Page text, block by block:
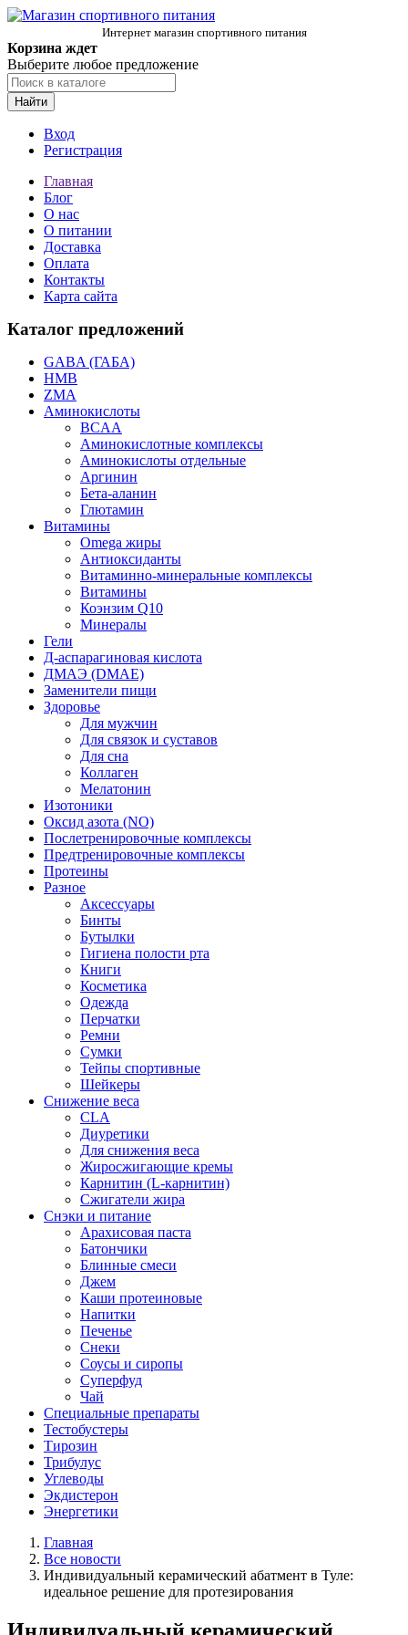
Интернет магазин спортивного питания
Корзина ждет
Выберите любое предложение
Найти
Вход
Регистрация
Главная
Блог
О нас
О питании
Доставка
Оплата
Контакты
Карта сайта
Каталог предложений
GABA (ГАБА)
HMB
ZMA
Аминокислоты
BCAA
Аминокислотные комплексы
Аминокислоты отдельные
Аргинин
Бета-аланин
Глютамин
Витамины
Omega жиры
Антиоксиданты
Витаминно-минеральные комплексы
Витамины
Коэнзим Q10
Минералы
Гели
Д-аспарагиновая кислота
ДМАЭ (DMAE)
Заменители пищи
Здоровье
Для мужчин
Для связок и суставов
Для сна
Коллаген
Мелатонин
Изотоники
Оксид азота (NO)
Послетренировочные комплексы
Предтренировочные комплексы
Протеины
Разное
Аксессуары
Бинты
Бутылки
Гигиена полости рта
Книги
Косметика
Одежда
Перчатки
Ремни
Сумки
Тейпы спортивные
Шейкеры
Снижение веса
CLA
Диуретики
Для снижения веса
Жиросжигающие кремы
Карнитин (L-карнитин)
Сжигатели жира
Снэки и питание
Арахисовая паста
Батончики
Блинные смеси
Джем
Каши протеиновые
Напитки
Печенье
Снеки
Соусы и сиропы
Суперфуд
Чай
Специальные препараты
Тестобустеры
Тирозин
Трибулус
Углеводы
Экдистерон
Энергетики
Главная
Все новости
Индивидуальный керамический абатмент в Туле:
идеальное решение для протезирования